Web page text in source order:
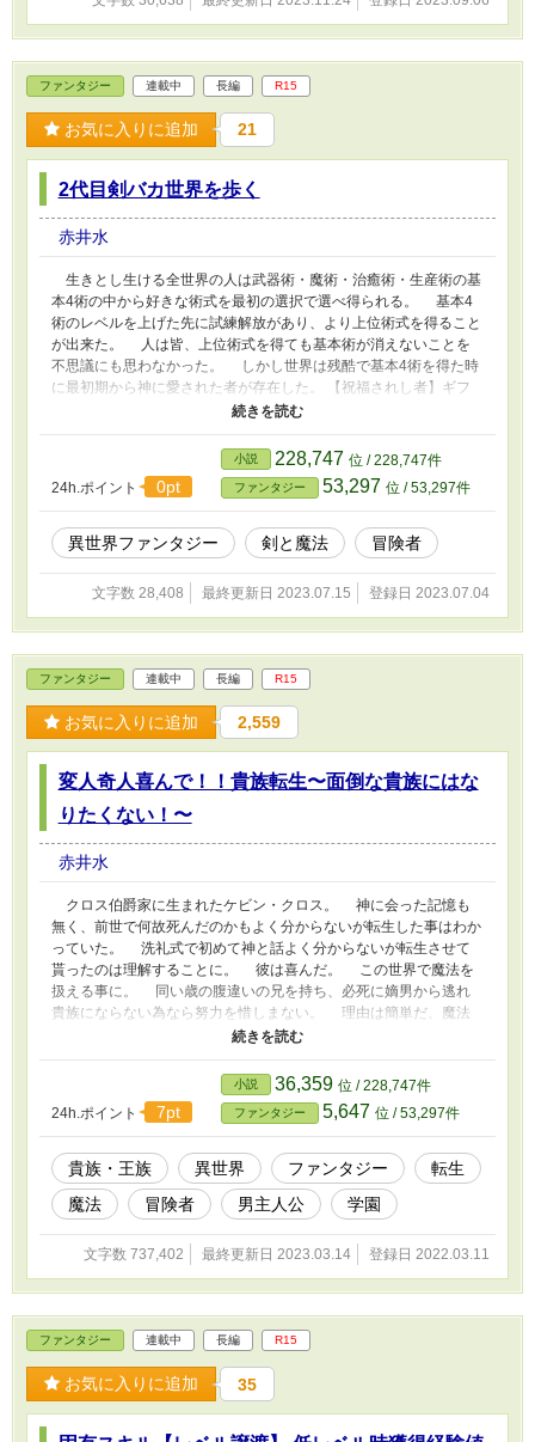
ファンタジー 連載中 長編 R15
お気に入りに追加 21
2代目剣バカ世界を歩く
赤井水
生きとし生ける全世界の人は武器術・魔術・治癒術・生産術の基
本4術の中から好きな術式を最初の選択で選べ得られる。 基本4
術のレベルを上げた先に試練解放があり、より上位術式を得ること
が出来た。 人は皆、上位術式を得ても基本術が消えないことを
不思議にも思わなかった。 しかし世界は残酷で基本4術を得た時
に最初期から神に愛された者が存在した。 【祝福されし者】ギフ
ターズと呼ばれる者達だった。 そのギフターズは最上位術式を
を上げる為に世界各地から腕利きが集められた。 沢山の強者で
あり教師役の人々はその最上位術式を得た子供達の強さと大き過ぎ
る才能に 心をへし折られひとり、また1人と教師役を降りた。
そんな中、後に【剣聖】と呼ばれる少女の教師役の男性は不思議な
法則に気付いてしまった。 『こんな才能あるお嬢ちゃんを相手し
ているのにどうして基本剣術式のレベルが上がるのだ？』 全て
の基礎で基本である術式の素。 それが何故上位術式に移行して
も消えないのか。 誰も知らぬその先に興味を持ってしまった。
教師役の男性は少女の教育係を終えて、名誉や報奨としての権力
の深淵を覗く為に。 長い年月が経ちその男性の隠居先には変化
があった孫が一緒に住み始めていた。 「儂の剣を見せてやろ
う！」 「じいちゃんカッケー！！ 俺も剣士になる！！」 「儂の孫
最強に可愛いんじゃが？」 剣バカは孫バカにもなっていた。
そして孫バカの老人は自分の研究を孫に試し始めるのであった。
24h.ポイント 0pt
小説 228,747 位 / 228,747件
ファンタジー 53,297 位 / 53,297件
異世界ファンタジー 剣と魔法 冒険者
文字数 28,408 最終更新日 2023.07.15 登録日 2023.07.04
ファンタジー 連載中 長編 R15
お気に入りに追加 2,559
変人奇人喜んで！！貴族転生〜面倒な貴族にはな
りたくない！〜
赤井水
クロス伯爵家に生まれたケビン・クロス。 神に会った記憶も
無く、前世で何故死んだのかもよく分からないが転生した事はわか
っていた。 洗礼式で初めて神と話よく分からないが転生させて
貰ったのは理解することに。 彼は喜んだ。 この世界で魔法を
扱える事に。 同い歳の腹違いの兄を持ち、必死に嫡男から逃れ
貴族にならない為なら努力を惜しまない。 理由は簡単だ、魔法
が研究出来ないから。 その為には彼は変人と言われようが奇人
と言われようが構わない。 ケビンは優秀というレッテルや女性
という地雷を踏まぬ様に必死に生活して行くのであった。 ダン
ス？腹芸？んなもん勉強する位なら魔法を勉強するわ！！と。
「絶対に貴族にはならない！うぉぉぉぉ」 今日も魔法を使いま
す。 ※作者嬉し泣きの情報 3/21 11:00 ファンタジー・SFでランキ
ング5位(24hptランキング) 有名作品のすぐ下に自分の作品の名前が
あるのは不思議な感覚です。 3/21 HOT男性向けランキングで2位に
入れました。 TOP10入り！！ 4/7 お気に入り登録者様の人数が
す。 これからも上がる様に頑張ります。 ※お気に入り登録者数減
した！！ 皆様のおかげですこう言った結果になりました。 5万Ptも
貰えたことに感謝します！ 改稿中……( ⁎ᵕᴗᵕ⁎ )☁︎︎⋆｡
24h.ポイント 7pt
小説 36,359 位 / 228,747件
ファンタジー 5,647 位 / 53,297件
貴族・王族 異世界 ファンタジー
転生
魔法
冒険者 男主人公 学園
文字数 737,402 最終更新日 2023.03.14 登録日 2022.03.11
ファンタジー 連載中 長編 R15
お気に入りに追加 35